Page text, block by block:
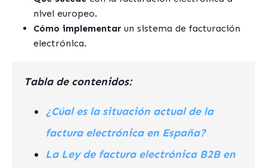
nivel europeo.
Cómo implementar un sistema de facturación
electrónica.
Tabla de contenidos:
¿Cúal es la situación actual de la
factura electrónica en España?
La Ley de factura electrónica B2B en